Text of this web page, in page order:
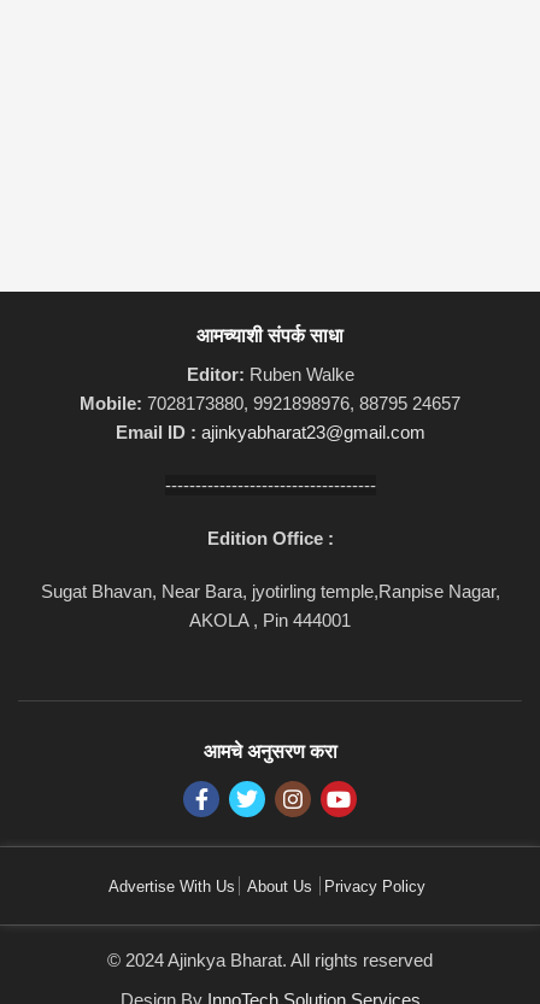
आमच्याशी संपर्क साधा
Editor: Ruben Walke
Mobile: 7028173880, 9921898976, 88795 24657
Email ID : ajinkyabharat23@gmail.com
-----------------------------------
Edition Office :
Sugat Bhavan, Near Bara, jyotirling temple,Ranpise Nagar,
AKOLA , Pin 444001
आमचे अनुसरण करा
Advertise With Us About Us Privacy Policy
© 2024 Ajinkya Bharat. All rights reserved
Design By InnoTech Solution Services